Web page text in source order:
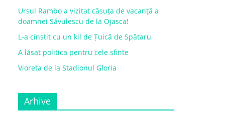
Ursul Rambo a vizitat căsuța de vacanță a
doamnei Săvulescu de la Ojasca!
L-a cinstit cu un kil de Țuică de Spătaru
A lăsat politica pentru cele sfinte
Vioreta de la Stadionul Gloria
Arhive